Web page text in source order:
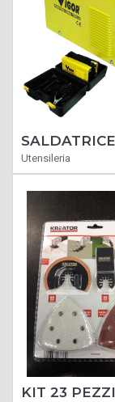
Utensileria